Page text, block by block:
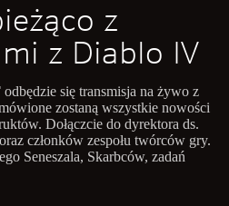
z
z Diablo IV
odbędzie się transmisja na żywo z
zostaną wszystkie nowości
Dołączcie do dyrektora ds.
członków zespołu twórców gry.
Seneszala, Skarbców, zadań